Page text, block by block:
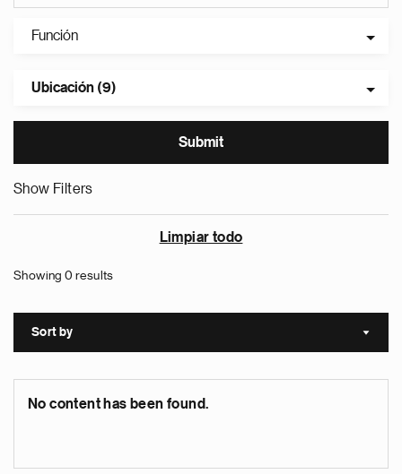
Función
Ubicación (9)
Show Filters
Limpiar todo
Showing 0 results
Sort by Sort
No content has been found.